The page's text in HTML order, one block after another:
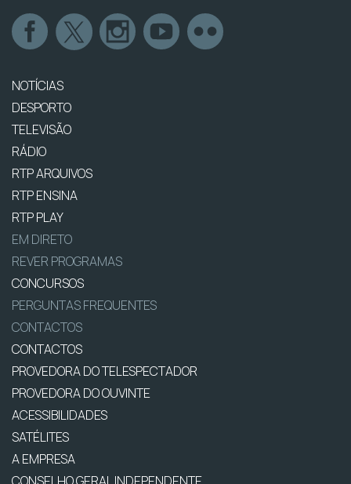
NOTÍCIAS
DESPORTO
TELEVISÃO
RÁDIO
RTP ARQUIVOS
RTP ENSINA
RTP PLAY
EM DIRETO
REVER PROGRAMAS
CONCURSOS
PERGUNTAS FREQUENTES
CONTACTOS
CONTACTOS
PROVEDORA DO TELESPECTADOR
PROVEDORA DO OUVINTE
ACESSIBILIDADES
SATÉLITES
A EMPRESA